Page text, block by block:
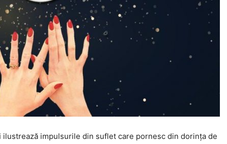
impulsurile din suflet care pornesc din dorința de